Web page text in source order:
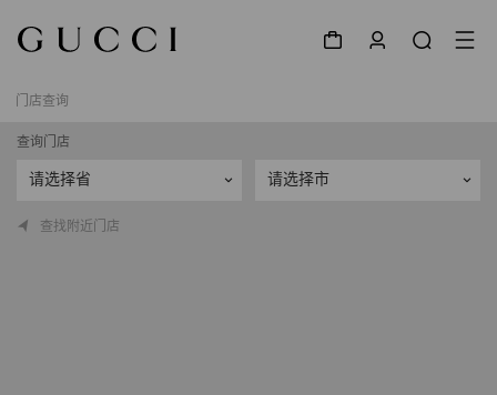
门店查询
查询门店
请选择省 请选择市
查找附近门店